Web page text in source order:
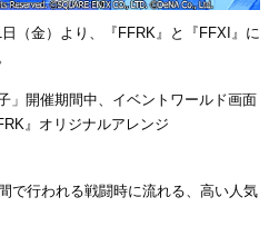
（金）より、『FFRK』と『FFXI』に
」開催期間中、イベントワールド画面
』オリジナルアレンジ
で行われる戦闘時に流れる、高い人気